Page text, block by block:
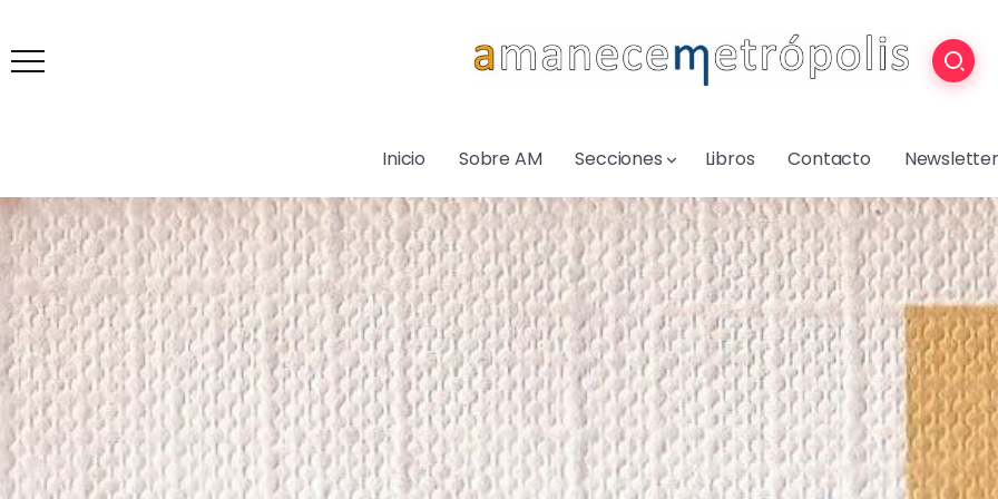
Inicio Sobre AM Secciones Libros Contacto Newsletter